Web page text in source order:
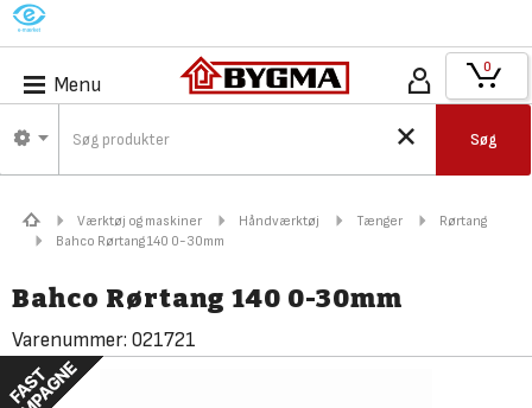
M
Menu
Søg
0
Værktøj og maskiner Håndværktøj Tænger
Rørtang
Bahco Rørtang 140 0-30mm
Bahco Rørtang 140 0-30mm
Varenummer: 021721